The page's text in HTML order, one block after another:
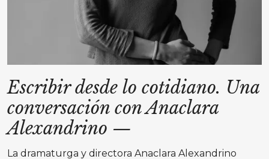
Escribir desde lo cotidiano. Una
conversación con Anaclara
Alexandrino —
La dramaturga y directora Anaclara Alexandrino